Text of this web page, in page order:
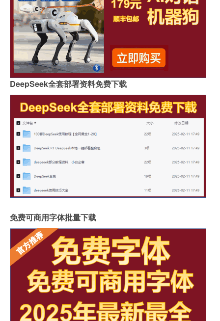
DeepSeek全套部署资料免费下载
免费可商用字体批量下载